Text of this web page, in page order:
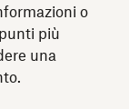
o
più
una